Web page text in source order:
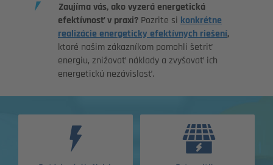
Zaujíma vás, ako vyzerá energetická
efektívnosť v praxi? Pozrite si konkrétne
realizácie energeticky efektívnych riešení,
ktoré našim zákazníkom pomohli šetriť
energiu, znižovať náklady a zvyšovať ich
energetickú nezávislosť.